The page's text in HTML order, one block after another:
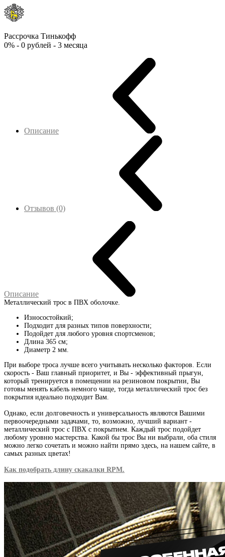
Рассрочка Тинькофф
0% - 0 рублей - 3 месяца
Описание
Отзывов (0)
Описание
Металлический трос в ПВХ оболочке.
Износостойкий;
Подходит для разных типов поверхности;
Подойдет для любого уровня спортсменов;
Длина 365 см;
Диаметр 2 мм.
При выборе троса лучше всего учитывать несколько факторов. Если
скорость - Ваш главный приоритет, и Вы - эффективный прыгун,
который тренируется в помещении на резиновом покрытии, Вы
готовы менять кабель немного чаще, тогда металлический трос без
покрытия идеально подходит Вам.
Однако, если долговечность и универсальность являются Вашими
первоочередными задачами, то, возможно, лучший вариант -
металлический трос с ПВХ с покрытием. Каждый трос подойдет
любому уровню мастерства. Какой бы трос Вы ни выбрали, оба стиля
можно легко сочетать и можно найти прямо здесь, на нашем сайте, в
самых разных цветах!
Как подобрать длину скакалки RPM.